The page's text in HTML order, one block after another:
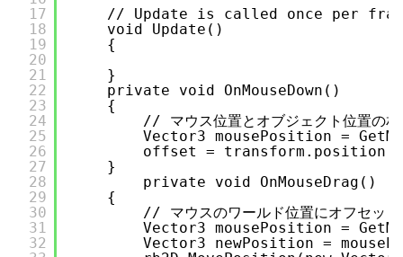
17
18
19
20
21
22
23
24
25
26
27
28
29
30
31
32
// Update is called once per
void Update()
{
}
private void OnMouseDown()
{
// マウス位置とオブジェクト位置の相
Vector3 mousePosition =
offset = transform.position -
}
private void OnMouseDrag()
{
// マウスのワールド位置にオフセット
Vector3 mousePosition =
Vector3 newPosition =